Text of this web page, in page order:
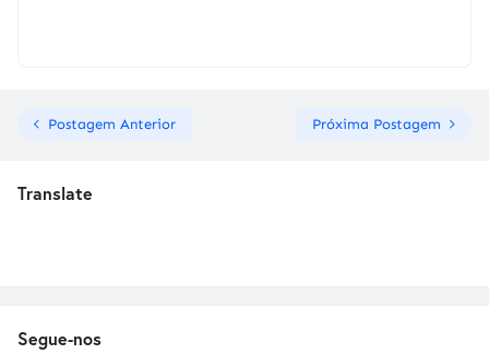
Postagem Anterior Próxima Postagem
Translate
Segue-nos